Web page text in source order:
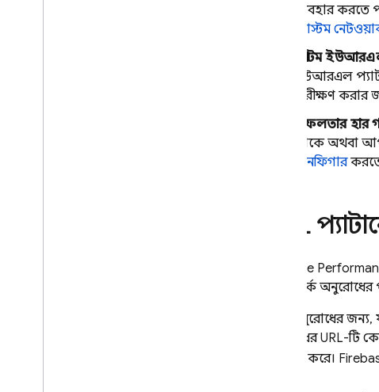
ব্যবহার করতে
কাস্টম
কাস্টম
ইউআরএল
নিরীক্ষণ করার
সফলতার হার
থাকে অথবা
কনফিগারকরতে
URL
Firebase
নেটওয়ার্ক অনুরোধের
প্রতিটি অনুরোধের
অনুরোধের URL-টি
একত্রিত করে।